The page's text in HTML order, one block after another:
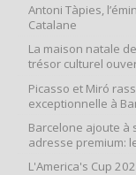
Antoni Tàpies,
Catalane
La maison natale
trésor culturel
Picasso et Miró
exceptionnelle à
Barcelone ajoute à
adresse premium:
L'America's Cup